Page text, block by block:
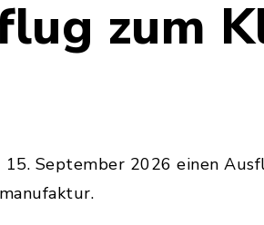
zum
September 2026 einen